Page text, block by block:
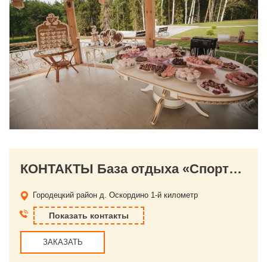
КОНТАКТЫ База отдыха «Спортивно-оздоровительный комплекс «Мирный»
Городецкий район д. Оскордино 1-й километр
Показать контакты
ЗАКАЗАТЬ